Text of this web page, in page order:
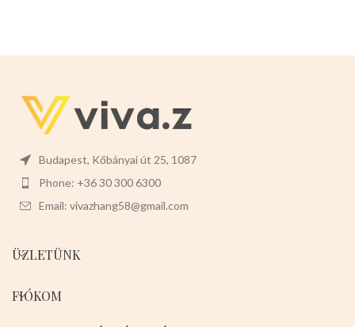
Budapest, Kőbányai út 25, 1087
Phone: +36 30 300 6300
Email: vivazhang58@gmail.com
ÜZLETÜNK
FIÓKOM